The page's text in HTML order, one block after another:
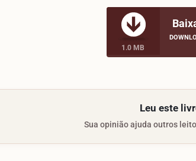
1.0 MB
Leu este
Sua opinião ajuda outros